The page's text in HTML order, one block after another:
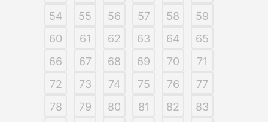
54
55 56 57 58
59
60
61 62 63 64
65
66
67 68 69 70
71
72
73 74 75 76
77
78
79 80 81 82
83